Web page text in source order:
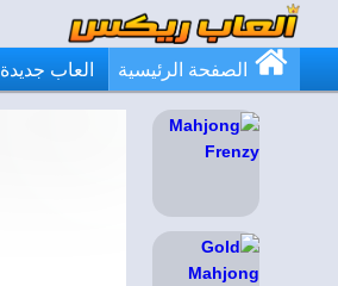
الصفحة الرئيسية العاب جديدة